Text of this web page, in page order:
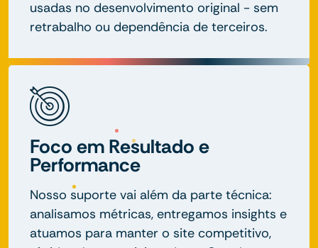
usadas no desenvolvimento original - sem
retrabalho ou dependência de terceiros.
Foco em Resultado e
Performance
Nosso suporte vai além da parte técnica:
analisamos métricas, entregamos insights e
atuamos para manter o site competitivo,